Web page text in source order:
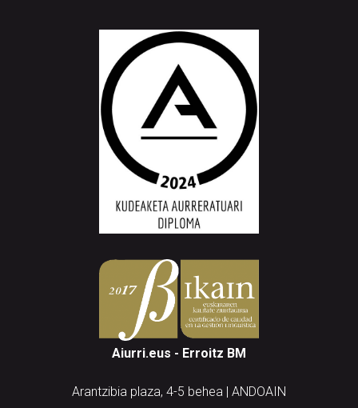
Aiurri.eus - Erroitz BM
Arantzibia plaza, 4-5 behea | ANDOAIN